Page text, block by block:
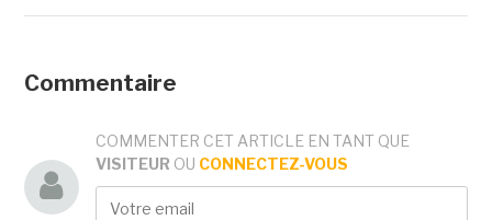
Commentaire
COMMENTER CET ARTICLE EN TANT QUE
VISITEUR OU CONNECTEZ-VOUS